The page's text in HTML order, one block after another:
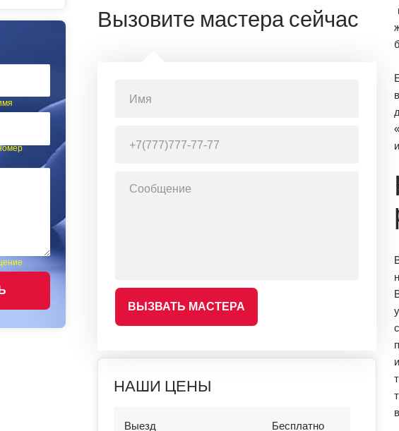
Вызовите мастера сейчас
ВЫЗВАТЬ МАСТЕРА
НАШИ ЦЕНЫ
Выезд Бесплатно